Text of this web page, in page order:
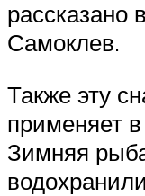
рассказано
Самоклев.
Также эту
применяет
Зимняя